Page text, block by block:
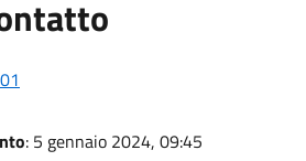
: 5 gennaio 2024, 09:45